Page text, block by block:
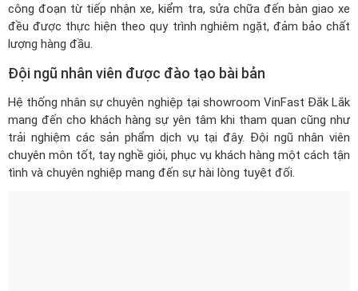
công đoạn từ tiếp nhận xe, kiểm tra, sửa chữa đến bàn giao xe
đều được thực hiện theo quy trình nghiêm ngặt, đảm bảo chất
lượng hàng đầu.
Đội ngũ nhân viên được đào tạo bài bản
Hệ thống nhân sự chuyên nghiệp tại showroom VinFast Đắk Lắk
mang đến cho khách hàng sự yên tâm khi tham quan cũng như
trải nghiệm các sản phẩm dịch vụ tại đây. Đội ngũ nhân viên
chuyên môn tốt, tay nghề giỏi, phục vụ khách hàng một cách tận
tình và chuyên nghiệp mang đến sự hài lòng tuyệt đối.